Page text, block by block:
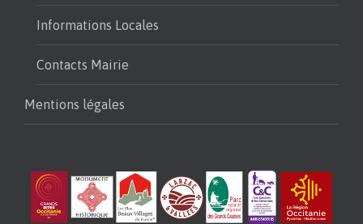
Informations Locales
Contacts Mairie
Mentions légales